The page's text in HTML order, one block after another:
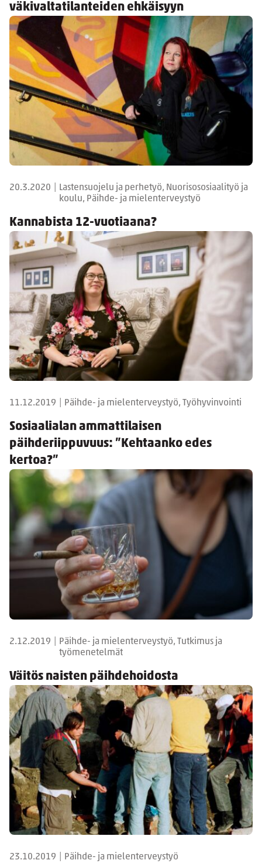
väkivaltatilanteiden ehkäisyyn
20.3.2020
Lastensuojelu ja perhetyö, Nuorisososiaalityö ja
koulu, Päihde- ja mielenterveystyö
Kannabista 12-vuotiaana?
11.12.2019 Päihde- ja mielenterveystyö, Työhyvinvointi
Sosiaalialan ammattilaisen
päihderiippuvuus: ”Kehtaanko edes
kertoa?”
2.12.2019
Päihde- ja mielenterveystyö, Tutkimus ja
työmenetelmät
Väitös naisten päihdehoidosta
23.10.2019 Päihde- ja mielenterveystyö